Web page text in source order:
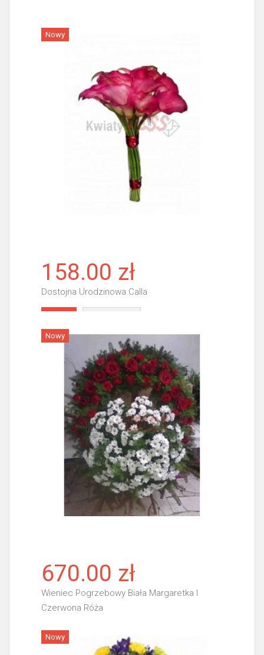
Nowy
158.00 zł
Dostojna Urodzinowa Calla
Nowy
670.00 zł
Wieniec Pogrzebowy Biała Margaretka I
Czerwona Róża
Więcej
Nowy